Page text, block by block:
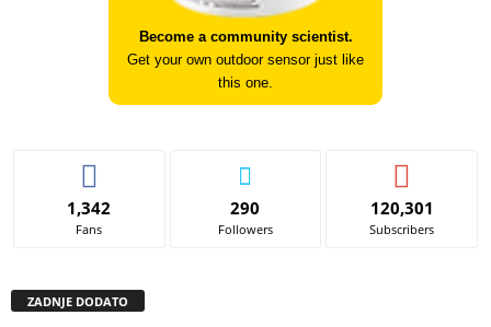
Become a community scientist.
Get your own outdoor sensor just like
this one.
1,342
Fans
290
Followers
120,301
Subscribers
ZADNJE DODATO